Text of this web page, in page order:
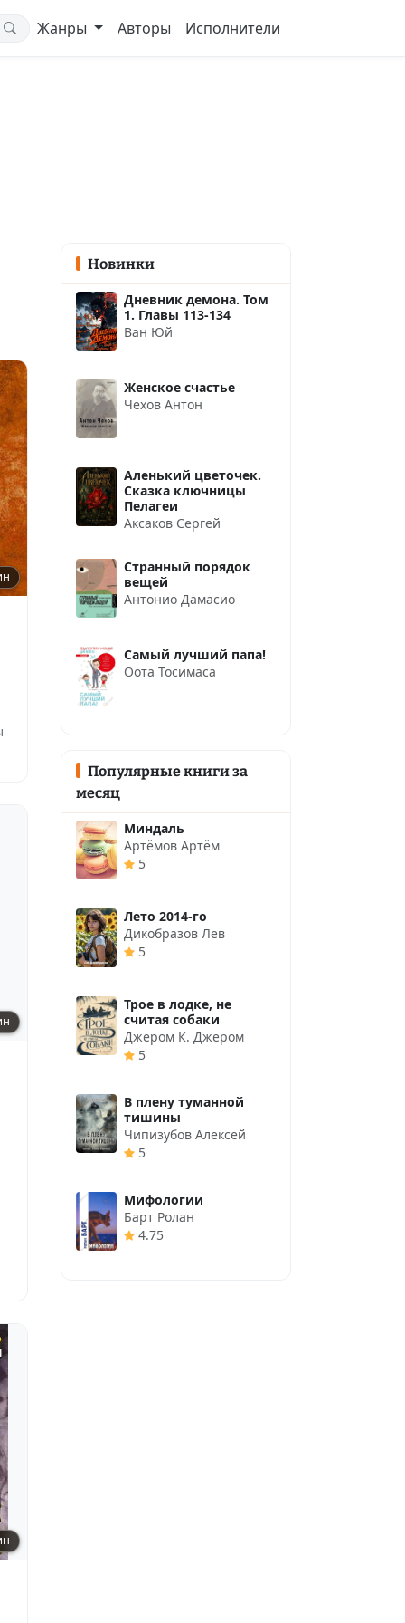
Жанры Авторы Исполнители
Новинки
Дневник демона. Том
1. Главы 113-134
Ван Юй
Женское счастье
Чехов Антон
Аленький цветочек.
Сказка ключницы
Пелагеи
Аксаков Сергей
Странный порядок
вещей
Антонио Дамасио
Самый лучший папа!
Оота Тосимаса
Популярные книги за
месяц
Миндаль
Артёмов Артём
5
Лето 2014-го
Дикобразов Лев
5
Трое в лодке, не
считая собаки
Джером К. Джером
5
В плену туманной
тишины
Чипизубов Алексей
5
Мифологии
Барт Ролан
4.75